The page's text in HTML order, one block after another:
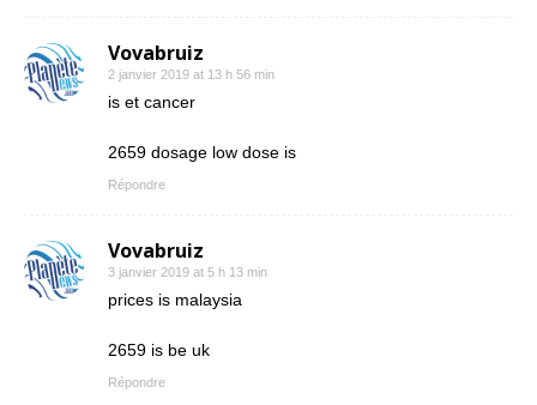
Vovabruiz
2 janvier 2019 at 13 h 56 min
is et cancer
2659 dosage low dose is
Répondre
Vovabruiz
3 janvier 2019 at 5 h 13 min
prices is malaysia
2659 is be uk
Répondre